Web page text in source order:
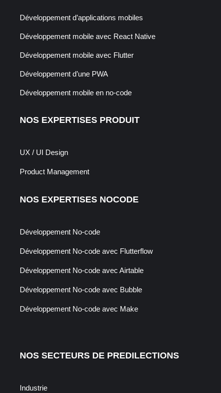
Développement d’applications mobiles
Développement mobile avec React Native
Développement mobile avec Flutter
Développement d’une PWA
Développement mobile en no-code
NOS EXPERTISES PRODUIT
UX / UI Design
Product Management
NOS EXPERTISES NOCODE
Développement No-code
Développement No-code avec Flutterflow
Développement No-code avec Airtable
Développement No-code avec Bubble
Développement No-code avec Make
NOS SECTEURS DE PREDILECTIONS
Industrie